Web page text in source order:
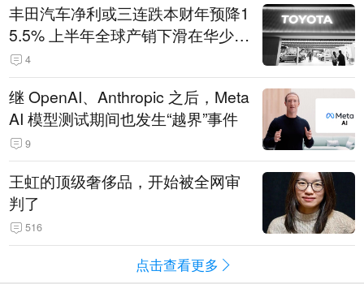
丰田汽车净利或三连跌本财年预降1
5.5% 上半年全球产销下滑在华少卖
14.3万辆
4
继 OpenAI、Anthropic 之后，Meta
AI 模型测试期间也发生“越界”事件
9
王虹的顶级奢侈品，开始被全网审
判了
516
点击查看更多